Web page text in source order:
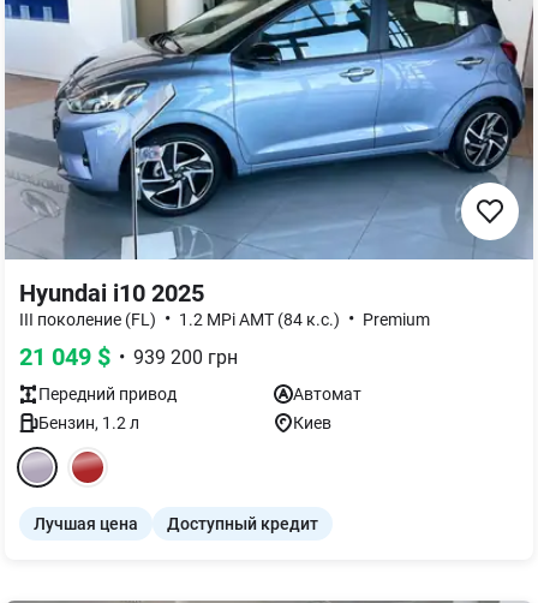
Hyundai i10 2025
III поколение (FL) • 1.2 MPi АMT (84 к.с.) • Premium
21 049 $ • 939 200 грн
Передний привод
Автомат
Бензин, 1.2 л Киев
Лучшая цена Доступный кредит